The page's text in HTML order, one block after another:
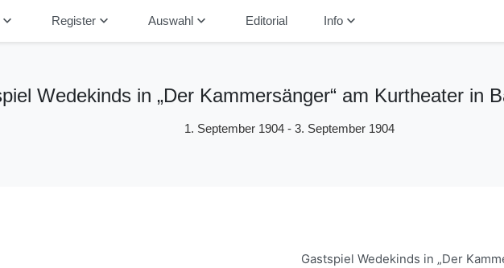
Registerkeyboard_arrow_down Auswahlkeyboard_arrow_down Editorial Infokeyboard_arrow_down
Wedekinds in „Der Kammersänger“ am Kurtheater in
1. September 1904- 3. September 1904
Gastspiel Wedekinds in „Der